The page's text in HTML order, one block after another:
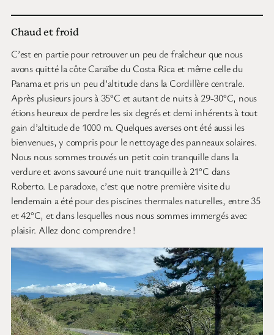
Chaud et froid
C’est en partie pour retrouver un peu de fraîcheur que nous
avons quitté la côte Caraïbe du Costa Rica et même celle du
Panama et pris un peu d’altitude dans la Cordillère centrale.
Après plusieurs jours à 35°C et autant de nuits à 29-30°C, nous
étions heureux de perdre les six degrés et demi inhérents à tout
gain d’altitude de 1000 m. Quelques averses ont été aussi les
bienvenues, y compris pour le nettoyage des panneaux solaires.
Nous nous sommes trouvés un petit coin tranquille dans la
verdure et avons savouré une nuit tranquille à 21°C dans
Roberto. Le paradoxe, c’est que notre première visite du
lendemain a été pour des piscines thermales naturelles, entre 35
et 42°C, et dans lesquelles nous nous sommes immergés avec
plaisir. Allez donc comprendre !